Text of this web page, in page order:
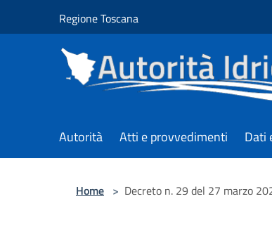
Regione Toscana
Autorità Atti e provvedimenti Dati
Home > Decreto n. 29 del 27 marzo